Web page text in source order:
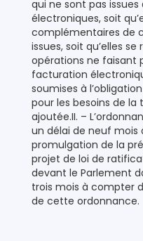
qui ne sont pas
électroniques, soit
complémentaires de
issues, soit qu’elles
opérations ne faisant
facturation
soumises à
pour les besoins de la
ajoutée.II. –
un délai de neuf mois
promulgation de la
projet de loi de
devant le Parlement
trois mois à compter
de cette ordonnance.